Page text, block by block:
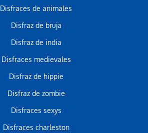
Disfraces de animales
Disfraz de bruja
Disfraz de india
Disfraces medievales
Disfraz de hippie
Disfraz de zombie
Disfraces sexys
Disfraces charleston